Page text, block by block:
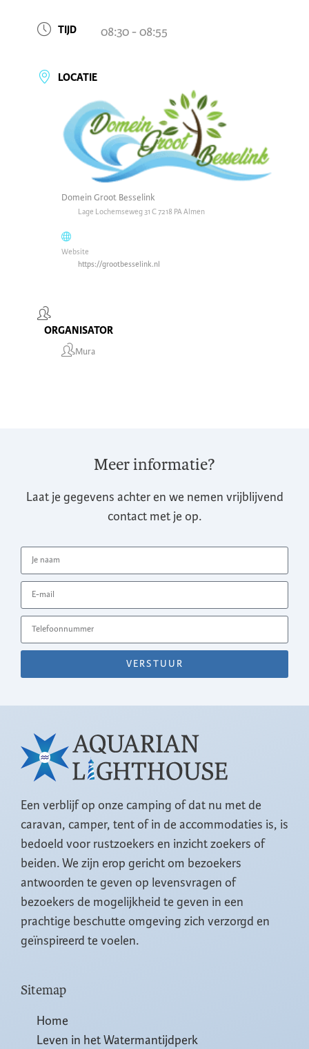
TIJD 08:30 - 08:55
LOCATIE
Domein Groot Besselink
Lage Lochemseweg 31 C 7218 PA Almen
Website
https://grootbesselink.nl
ORGANISATOR
Mura
Meer informatie?
Laat je gegevens achter en we nemen vrijblijvend
contact met je op.
VERSTUUR
Een verblijf op onze camping of dat nu met de
caravan, camper, tent of in de accommodaties is, is
bedoeld voor rustzoekers en inzicht zoekers of
beiden. We zijn erop gericht om bezoekers
antwoorden te geven op levensvragen of
bezoekers de mogelijkheid te geven in een
prachtige beschutte omgeving zich verzorgd en
geïnspireerd te voelen.
Sitemap
Home
Leven in het Watermantijdperk